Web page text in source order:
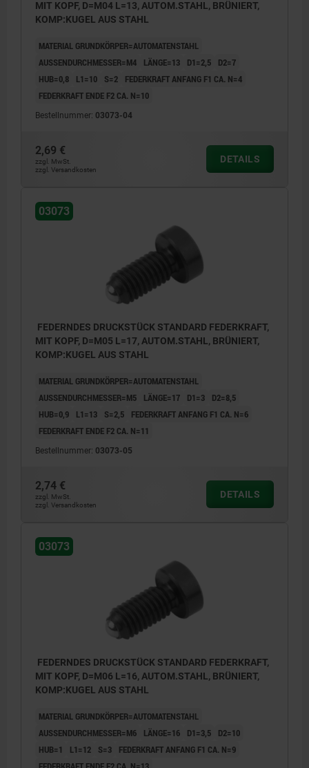
MIT KOPF, D=M04 L=13, AUTOM.STAHL, BRÜNIERT,
KOMP:KUGEL AUS STAHL
MATERIAL GRUNDKÖRPER=AUTOMATENSTAHL
AUSSENDURCHMESSER=M4
LÄNGE=13 D1=2,5
D2=7
HUB=0,8
L1=10 S=2
FEDERKRAFT ANFANG F1 CA. N=4
FEDERKRAFT ENDE F2 CA. N=10
Bestellnummer: 03073-04
2,69 €
zzgl. MwSt.
zzgl. Versandkosten
DETAILS
03073
FEDERNDES DRUCKSTÜCK STANDARD FEDERKRAFT,
MIT KOPF, D=M05 L=17, AUTOM.STAHL, BRÜNIERT,
KOMP:KUGEL AUS STAHL
MATERIAL GRUNDKÖRPER=AUTOMATENSTAHL
AUSSENDURCHMESSER=M5
LÄNGE=17 D1=3
D2=8,5
HUB=0,9
L1=13 S=2,5
FEDERKRAFT ANFANG F1 CA. N=6
FEDERKRAFT ENDE F2 CA. N=11
Bestellnummer: 03073-05
2,74 €
zzgl. MwSt.
zzgl. Versandkosten
DETAILS
03073
FEDERNDES DRUCKSTÜCK STANDARD FEDERKRAFT,
MIT KOPF, D=M06 L=16, AUTOM.STAHL, BRÜNIERT,
KOMP:KUGEL AUS STAHL
MATERIAL GRUNDKÖRPER=AUTOMATENSTAHL
AUSSENDURCHMESSER=M6
LÄNGE=16 D1=3,5
D2=10
HUB=1
L1=12 S=3
FEDERKRAFT ANFANG F1 CA. N=9